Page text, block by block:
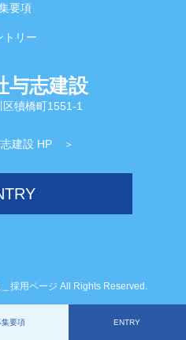
要項
トリー
与志建設
犢橋町1551-1
志建設 HP ＞
採用ページ All Rights Reserved.
集要項 ENTRY